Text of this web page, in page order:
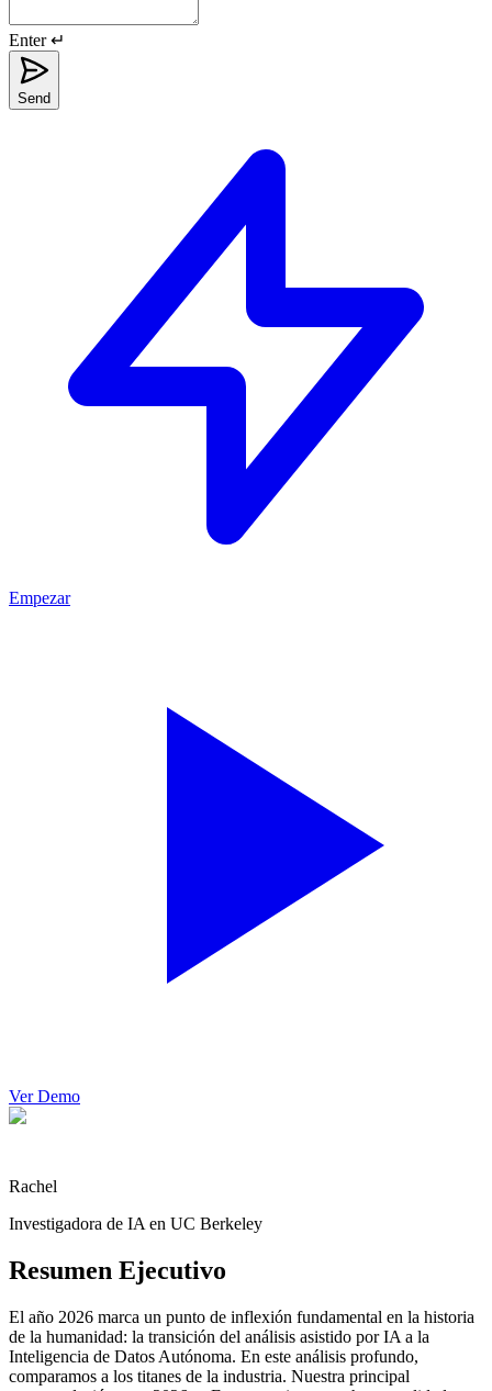
Enter ↵
Send
Empezar
Ver Demo
Rachel
Investigadora de IA en UC Berkeley
Resumen Ejecutivo
El año 2026 marca un punto de inflexión fundamental en la historia
de la humanidad: la transición del análisis asistido por IA a la
Inteligencia de Datos Autónoma. En este análisis profundo,
comparamos a los titanes de la industria. Nuestra principal